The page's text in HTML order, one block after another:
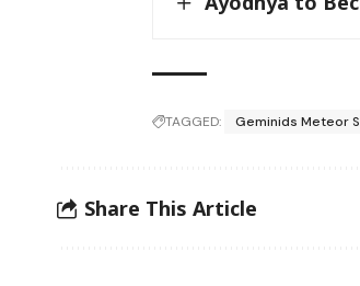
TAGGED: Geminids Meteor
Share This Article